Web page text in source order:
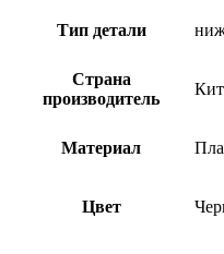
Тип детали
Страна
производитель
Материал
Цвет